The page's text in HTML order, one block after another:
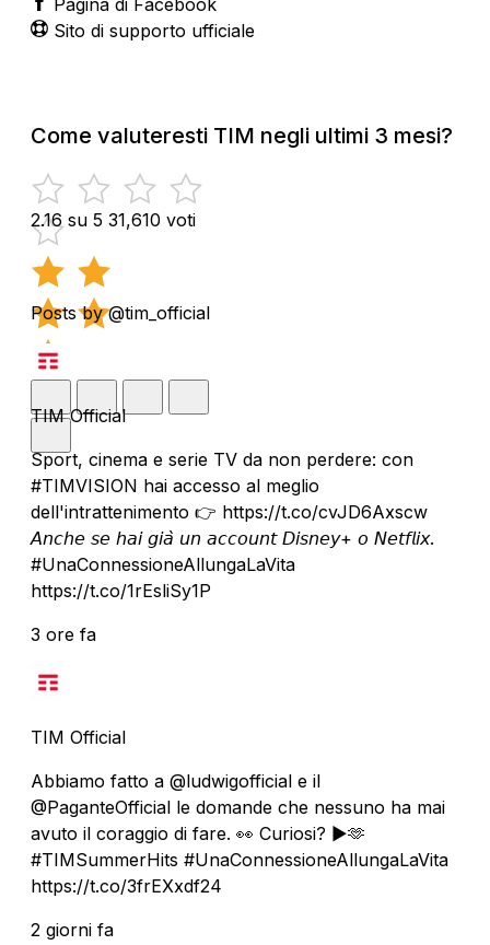
Sito di supporto ufficiale
Come valuteresti TIM negli ultimi 3 mesi?
2.16 su 5 31,610 voti
Posts by @tim_official
TIM Official
Sport, cinema e serie TV da non perdere: con
#TIMVISION hai accesso al meglio
dell'intrattenimento 👉 https://t.co/cvJD6Axscw
𝘈𝘯𝘤𝘩𝘦 𝘴𝘦 𝘩𝘢𝘪 𝘨𝘪𝘢̀ 𝘶𝘯 𝘢𝘤𝘤𝘰𝘶𝘯𝘵 𝘋𝘪𝘴𝘯𝘦𝘺+ 𝘰 𝘕𝘦𝘵𝘧𝘭𝘪𝘹.
#UnaConnessioneAllungaLaVita
https://t.co/1rEsliSy1P
3 ore fa
TIM Official
Abbiamo fatto a @ludwigofficial e il
@PaganteOfficial le domande che nessuno ha mai
avuto il coraggio di fare. 👀 Curiosi? ▶️🫶
#TIMSummerHits #UnaConnessioneAllungaLaVita
https://t.co/3frEXxdf24
2 giorni fa